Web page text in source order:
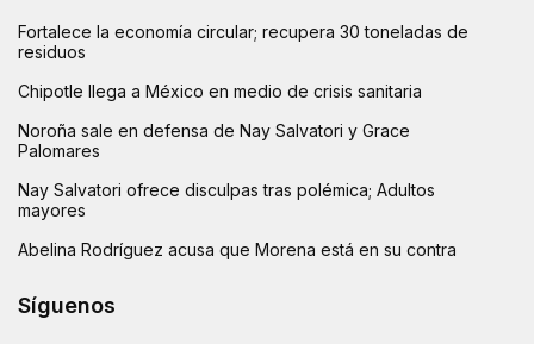
Fortalece la economía circular; recupera 30 toneladas de
residuos
Chipotle llega a México en medio de crisis sanitaria
Noroña sale en defensa de Nay Salvatori y Grace
Palomares
Nay Salvatori ofrece disculpas tras polémica; Adultos
mayores
Abelina Rodríguez acusa que Morena está en su contra
Síguenos